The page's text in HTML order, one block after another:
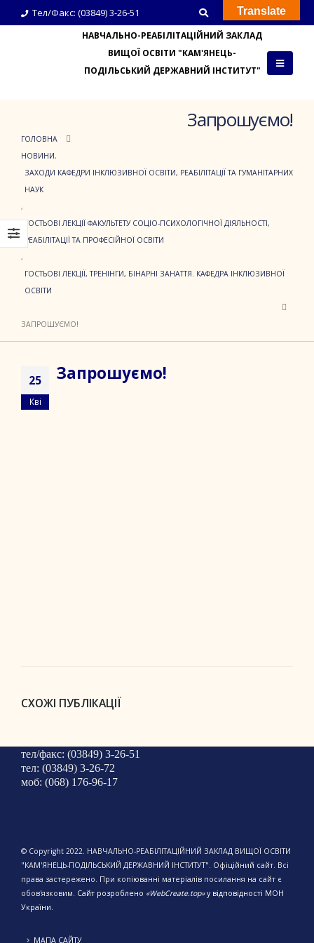
Тел/Факс: (03849) 3-26-51
НАВЧАЛЬНО-РЕАБІЛІТАЦІЙНИЙ ЗАКЛАД
ВИЩОЇ ОСВІТИ "КАМ'ЯНЕЦЬ-
ПОДІЛЬСЬКИЙ ДЕРЖАВНИЙ ІНСТИТУТ"
Запрошуємо!
ГОЛОВНА
НОВИНИ,
ЗАХОДИ КАФЕДРИ ІНКЛЮЗИВНОЇ ОСВІТИ, РЕАБІЛІТАЦІЇ ТА ГУМАНІТАРНИХ
НАУК
,
ГОСТЬОВІ ЛЕКЦІЇ ФАКУЛЬТЕТУ СОЦІО-ПСИХОЛОГІЧНОЇ ДІЯЛЬНОСТІ,
РЕАБІЛІТАЦІЇ ТА ПРОФЕСІЙНОЇ ОСВІТИ
,
ГОСТЬОВІ ЛЕКЦІЇ, ТРЕНІНГИ, БІНАРНІ ЗАНАТТЯ. КАФЕДРА ІНКЛЮЗИВНОЇ
ОСВІТИ
ЗАПРОШУЄМО!
25
Кві
Запрошуємо!
СХОЖІ ПУБЛІКАЦІЇ
тел/факс: (03849) 3-26-51
тел: (03849) 3-26-72
моб: (068) 176-96-17
© Copyright 2022. НАВЧАЛЬНО-РЕАБІЛІТАЦІЙНИЙ ЗАКЛАД ВИЩОЇ ОСВІТИ
"КАМ'ЯНЕЦЬ-ПОДІЛЬСЬКИЙ ДЕРЖАВНИЙ ІНСТИТУТ". Офіційний сайт. Всі
права застережено. При копіюванні матеріалів посилання на сайт є
обов'язковим. Сайт розроблено «WebCreate.top»у відповідності МОН
України.
МАПА САЙТУ
Translate